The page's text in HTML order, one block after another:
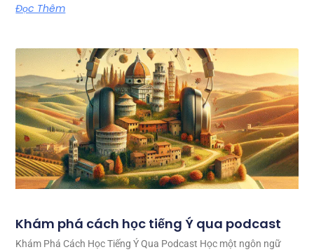
Đọc Thêm
Khám phá cách học tiếng Ý qua podcast
Khám Phá Cách Học Tiếng Ý Qua Podcast Học một ngôn ngữ